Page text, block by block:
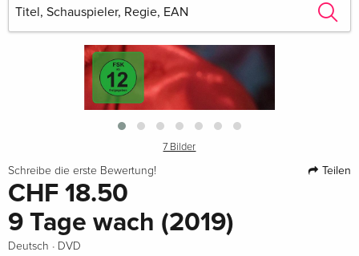
7 Bilder
Schreibe die erste Bewertung! Teilen
CHF 18.50
9 Tage wach (2019)
Deutsch · DVD